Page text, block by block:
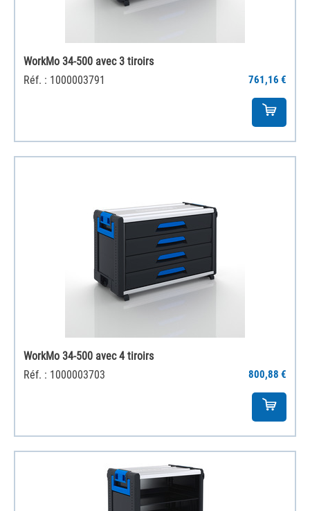
WorkMo 34-500 avec 3 tiroirs
Réf. : 1000003791
761,16 €
WorkMo 34-500 avec 4 tiroirs
Réf. : 1000003703
800,88 €